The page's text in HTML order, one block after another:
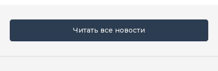
Читать все новости